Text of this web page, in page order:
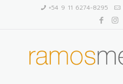
+54 9 11 6274-8295